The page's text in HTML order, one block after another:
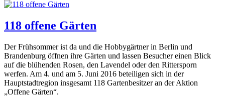
118 offene Gärten
Der Frühsommer ist da und die Hobbygärtner in Berlin und
Brandenburg öffnen ihre Gärten und lassen Besucher einen Blick
auf die blühenden Rosen, den Lavendel oder den Rittersporn
werfen. Am 4. und am 5. Juni 2016 beteiligen sich in der
Hauptstadtregion insgesamt 118 Gartenbesitzer an der Aktion
„Offene Gärten“.